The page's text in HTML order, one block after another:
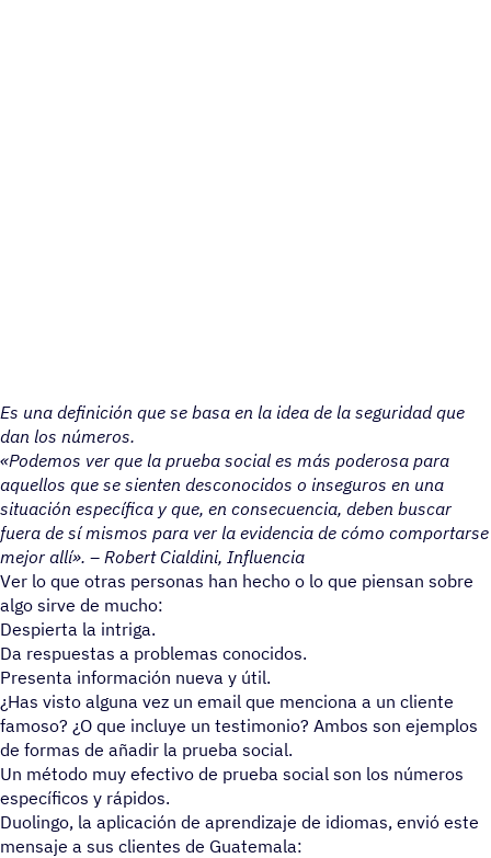
Es una definición que se basa en la idea de la seguridad que
dan los números.
«Podemos ver que la prueba social es más poderosa para
aquellos que se sienten desconocidos o inseguros en una
situación específica y que, en consecuencia, deben buscar
fuera de sí mismos para ver la evidencia de cómo comportarse
mejor allí». – Robert Cialdini, Influencia
Ver lo que otras personas han hecho o lo que piensan sobre
algo sirve de mucho:
Despierta la intriga.
Da respuestas a problemas conocidos.
Presenta información nueva y útil.
¿Has visto alguna vez un email que menciona a un cliente
famoso? ¿O que incluye un testimonio? Ambos son ejemplos
de formas de añadir la prueba social.
Un método muy efectivo de prueba social son los números
específicos y rápidos.
Duolingo, la aplicación de aprendizaje de idiomas, envió este
mensaje a sus clientes de Guatemala: